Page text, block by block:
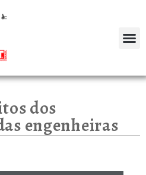
dos
engenheiras